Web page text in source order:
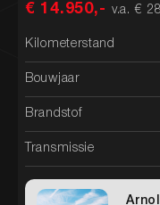
€ 14.950,- v.a. €
Kilometerstand
Bouwjaar
Brandstof
Transmissie